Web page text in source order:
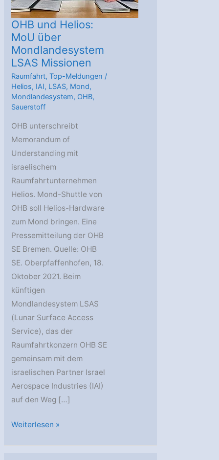
OHB und Helios:
MoU über
Mondlandesystem
LSAS Missionen
Raumfahrt,Top-Meldungen /
Helios, IAI, LSAS, Mond,
Mondlandesystem, OHB,
Sauerstoff
OHB unterschreibt
Memorandum of
Understanding mit
israelischem
Raumfahrtunternehmen
Helios. Mond-Shuttle von
OHB soll Helios-Hardware
zum Mond bringen. Eine
Pressemitteilung der OHB
SE Bremen. Quelle: OHB
SE. Oberpfaffenhofen, 18.
Oktober 2021. Beim
künftigen
Mondlandesystem LSAS
(Lunar Surface Access
Service), das der
Raumfahrtkonzern OHB SE
gemeinsam mit dem
israelischen Partner Israel
Aerospace Industries (IAI)
auf den Weg […]
OHB
Weiterlesen »